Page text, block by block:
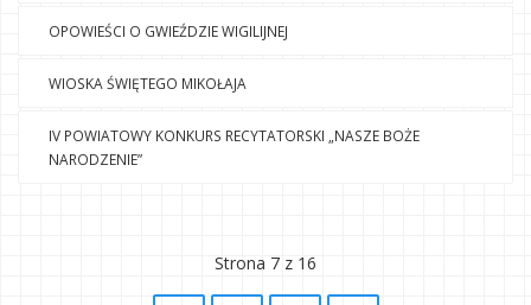
OPOWIEŚCI O GWIEŹDZIE WIGILIJNEJ
WIOSKA ŚWIĘTEGO MIKOŁAJA
IV POWIATOWY KONKURS RECYTATORSKI „NASZE BOŻE
NARODZENIE”
Strona 7 z 16